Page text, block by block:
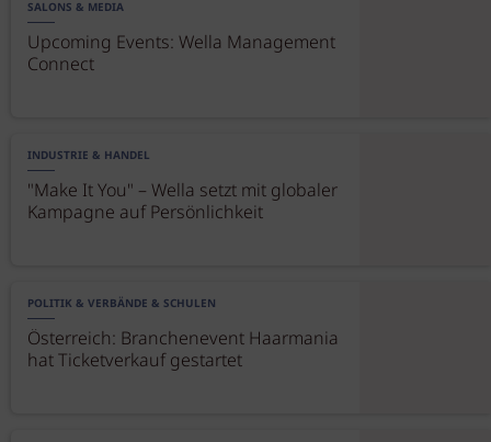
SALONS & MEDIA
Upcoming Events: Wella Management
Connect
INDUSTRIE & HANDEL
"Make It You" – Wella setzt mit globaler
Kampagne auf Persönlichkeit
POLITIK & VERBÄNDE & SCHULEN
Österreich: Branchenevent Haarmania
hat Ticketverkauf gestartet